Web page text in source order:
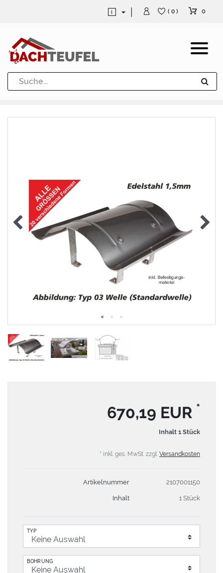
Dachrinne und Fallrohre
Werkzeuge und Löttechnik
( 0 ) 0
670,19 EUR *
Inhalt 1 Stück
* inkl. ges. MwSt. zzgl. Versandkosten
Artikelnummer 2107001150
Inhalt 1 Stück
TYP
BOHRUNG